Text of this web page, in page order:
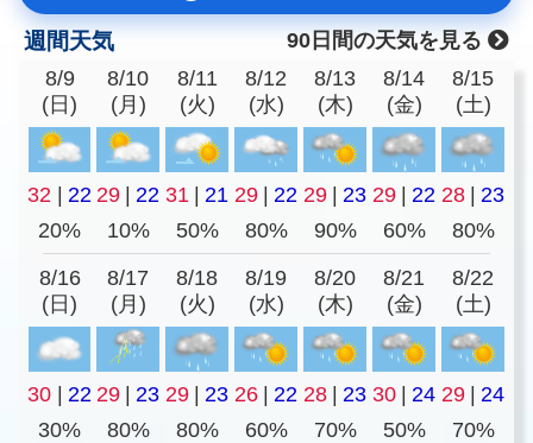
週間天気
90日間の天気を見る
8/9
(日)
8/10
(月)
8/11
(火)
8/12
(水)
8/13
(木)
8/14
(金)
8/15
(土)
32 | 22 29 | 22 31 | 21 29 | 22 29 | 23 29 | 22 28 | 23
20%
10% 50% 80% 90% 60% 80%
8/16
(日)
8/17
(月)
8/18
(火)
8/19
(水)
8/20
(木)
8/21
(金)
8/22
(土)
30 | 22 29 | 23 29 | 23 26 | 22 28 | 23 30 | 24 29 | 24
30%
80% 80% 60% 70% 50%
70%